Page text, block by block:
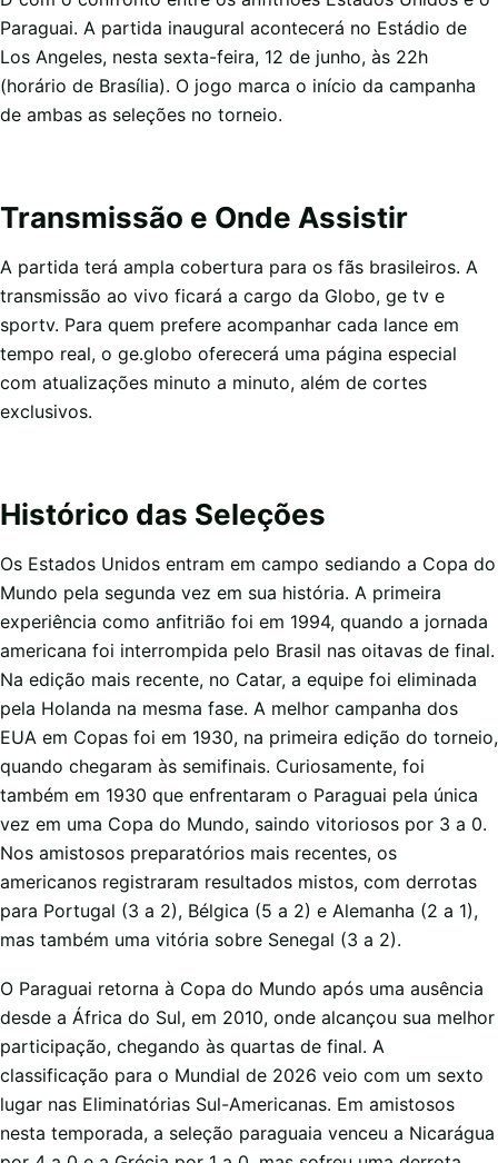
Paraguai. A partida inaugural acontecerá no Estádio de
Los Angeles, nesta sexta-feira, 12 de junho, às 22h
(horário de Brasília). O jogo marca o início da campanha
de ambas as seleções no torneio.
Transmissão e Onde Assistir
A partida terá ampla cobertura para os fãs brasileiros. A
transmissão ao vivo ficará a cargo da Globo, ge tv e
sportv. Para quem prefere acompanhar cada lance em
tempo real, o ge.globo oferecerá uma página especial
com atualizações minuto a minuto, além de cortes
exclusivos.
Histórico das Seleções
Os Estados Unidos entram em campo sediando a Copa do
Mundo pela segunda vez em sua história. A primeira
experiência como anfitrião foi em 1994, quando a jornada
americana foi interrompida pelo Brasil nas oitavas de final.
Na edição mais recente, no Catar, a equipe foi eliminada
pela Holanda na mesma fase. A melhor campanha dos
EUA em Copas foi em 1930, na primeira edição do torneio,
quando chegaram às semifinais. Curiosamente, foi
também em 1930 que enfrentaram o Paraguai pela única
vez em uma Copa do Mundo, saindo vitoriosos por 3 a 0.
Nos amistosos preparatórios mais recentes, os
americanos registraram resultados mistos, com derrotas
para Portugal (3 a 2), Bélgica (5 a 2) e Alemanha (2 a 1),
mas também uma vitória sobre Senegal (3 a 2).
O Paraguai retorna à Copa do Mundo após uma ausência
desde a África do Sul, em 2010, onde alcançou sua melhor
participação, chegando às quartas de final. A
classificação para o Mundial de 2026 veio com um sexto
lugar nas Eliminatórias Sul-Americanas. Em amistosos
nesta temporada, a seleção paraguaia venceu a Nicarágua